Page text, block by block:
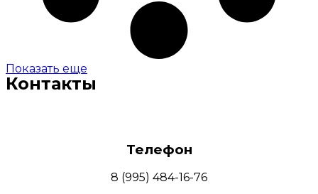
Показать еще
Контакты
Телефон
8 (995) 484-16-76